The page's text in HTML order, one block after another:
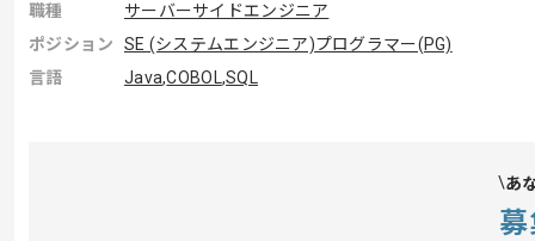
職種
サーバーサイドエンジニア
ポジション
SE (システムエンジニア)プログラマー(PG)
言語
Java,COBOL ,SQL
あ